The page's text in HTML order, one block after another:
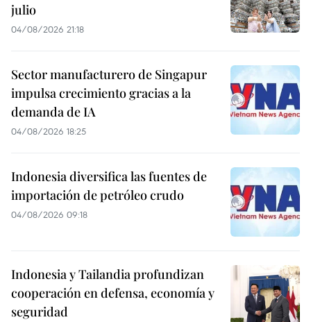
julio
04/08/2026 21:18
Sector manufacturero de Singapur
impulsa crecimiento gracias a la
demanda de IA
04/08/2026 18:25
Indonesia diversifica las fuentes de
importación de petróleo crudo
04/08/2026 09:18
Indonesia y Tailandia profundizan
cooperación en defensa, economía y
seguridad